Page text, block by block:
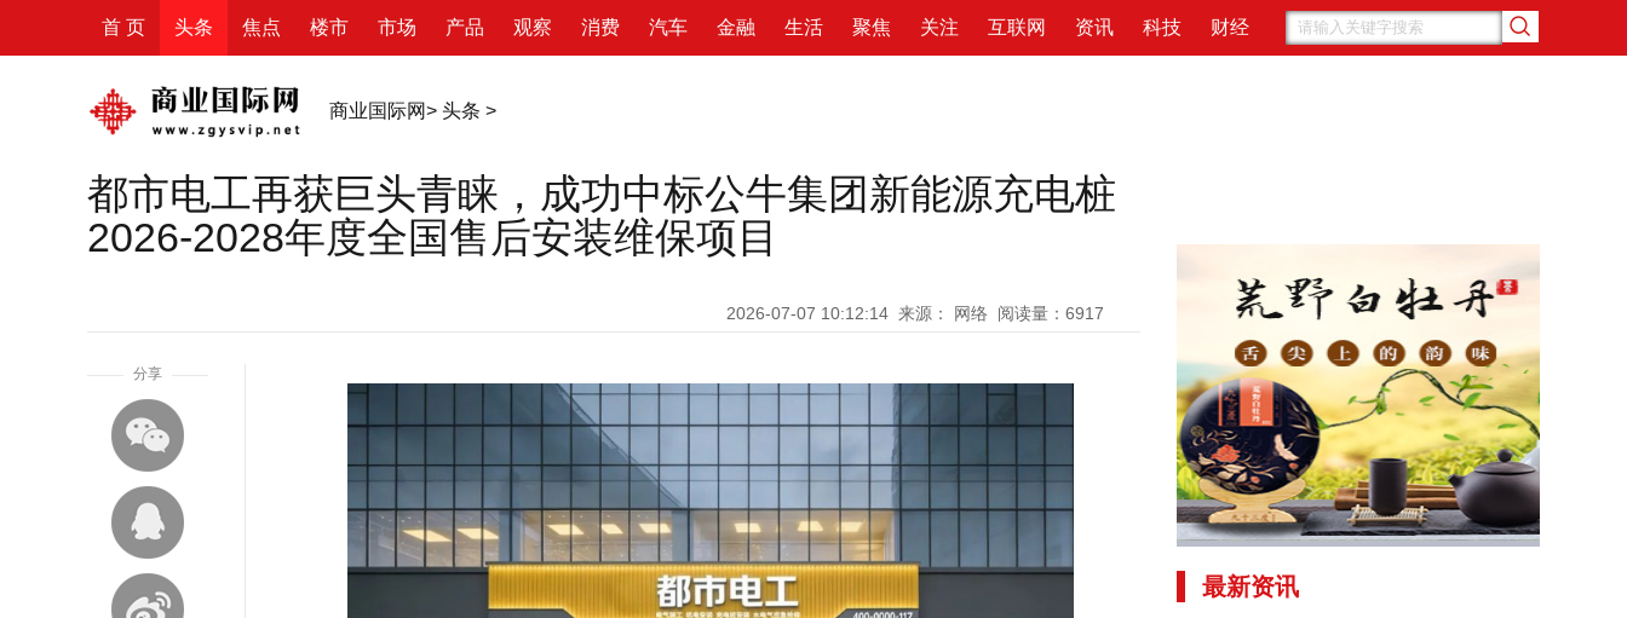
首 页 头条 焦点 楼市 市场 产品 观察 消费 汽车 金融 生活 聚焦 关注 互联网 资讯 科技 财经
商业国际网> 头条 >
都市电工再获巨头青睐，成功中标公牛集团新能源充电桩
2026-2028年度全国售后安装维保项目
2026-07-07 10:12:14 来源： 网络 阅读量：6917
分享
最新资讯